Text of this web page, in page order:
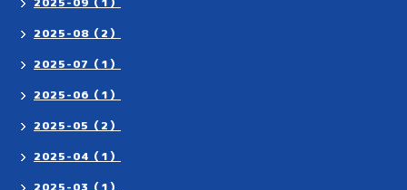
2025-08（2）
2025-07（1）
2025-06（1）
2025-05（2）
2025-04（1）
2025-03（1）